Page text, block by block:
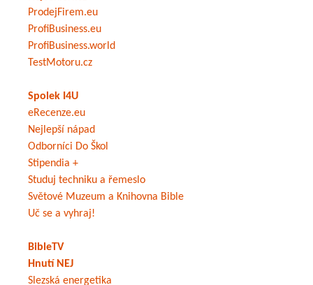
ProdejFirem.eu
ProfiBusiness.eu
ProfiBusiness.world
TestMotoru.cz
Spolek I4U
eRecenze.eu
Nejlepší nápad
Odborníci Do Škol
Stipendia +
Studuj techniku a řemeslo
Světové Muzeum a Knihovna Bible
Uč se a vyhraj!
BibleTV
Hnutí NEJ
Slezská energetika